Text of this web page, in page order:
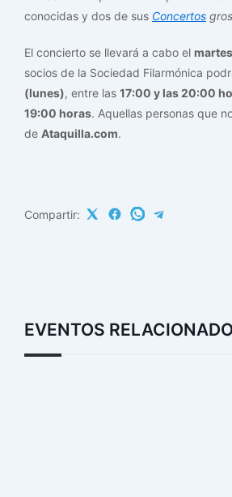
conocidas y dos de sus Concertos
El concierto se llevará a cabo el
socios de la Sociedad Filarmónica
(lunes), entre las 17:00 y las 20:00
19:00 horas. Aquellas personas que
de Ataquilla.com.
Compartir:
EVENTOS